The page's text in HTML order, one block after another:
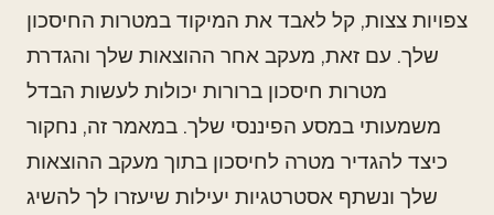
צפויות צצות, קל לאבד את המיקוד במטרות החיסכון
שלך. עם זאת, מעקב אחר ההוצאות שלך והגדרת
מטרות חיסכון ברורות יכולות לעשות הבדל
משמעותי במסע הפיננסי שלך. במאמר זה, נחקור
כיצד להגדיר מטרה לחיסכון בתוך מעקב ההוצאות
שלך ונשתף אסטרטגיות יעילות שיעזרו לך להשיג